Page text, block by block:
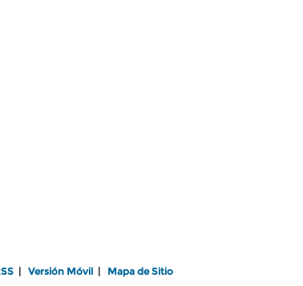
Versión Móvil Mapa de Sitio